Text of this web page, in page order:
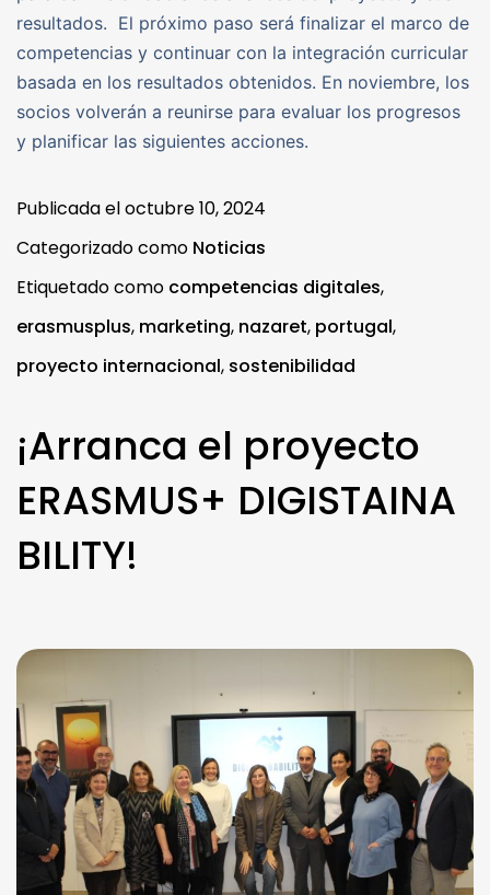
resultados. El próximo paso será finalizar el marco de
competencias y continuar con la integración curricular
basada en los resultados obtenidos. En noviembre, los
socios volverán a reunirse para evaluar los progresos
y planificar las siguientes acciones.
Publicada eloctubre 10, 2024
Categorizado como Noticias
Etiquetado como competencias digitales,
erasmusplus, marketing, nazaret, portugal,
proyecto internacional, sostenibilidad
¡Arranca el proyecto
ERASMUS+ DIGISTAINA
BILITY!